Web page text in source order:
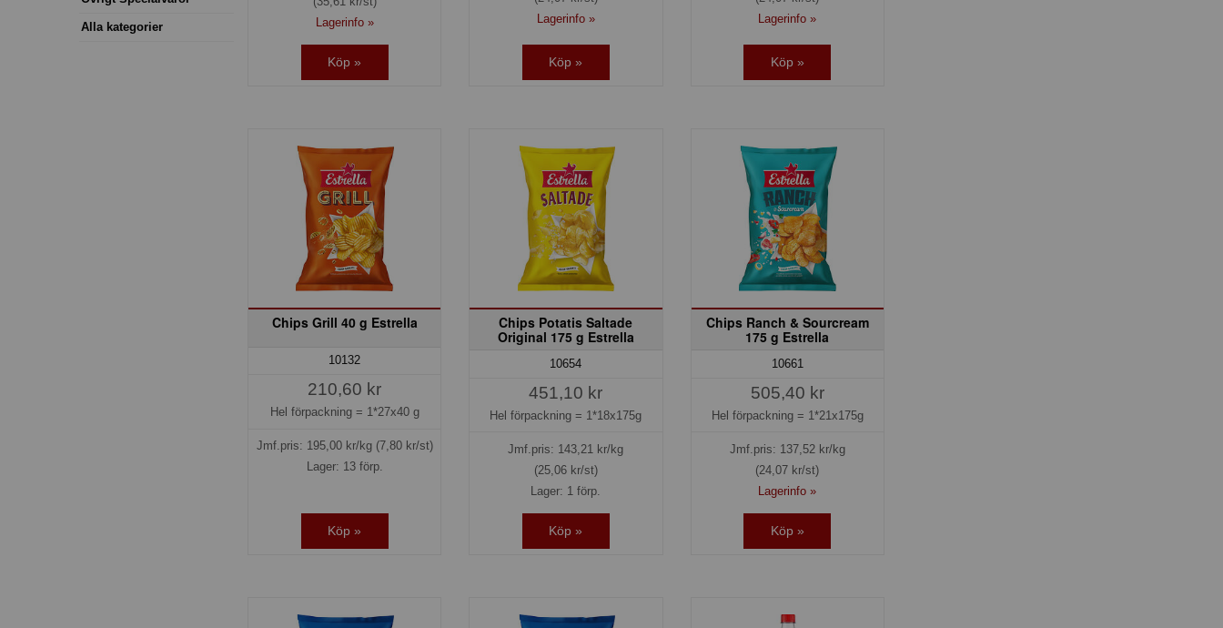
Alla kategorier
Lagerinfo »
Köp »
Lagerinfo »
Köp »
Lagerinfo »
Köp »
Chips Grill 40 g Estrella
10132
210,60 kr
Hel förpackning = 1*27x40 g
Jmf.pris: 195,00kr/kg (7,80 kr/st)
Lager: 13 förp.
Köp »
Chips Potatis Saltade
Original 175 g Estrella
10654
451,10 kr
Hel förpackning = 1*18x175g
Jmf.pris: 143,21 kr/kg
(25,06 kr/st)
Lager: 1 förp.
Köp »
Chips Ranch & Sourcream
175 g Estrella
10661
505,40 kr
Hel förpackning = 1*21x175g
Jmf.pris: 137,52kr/kg
(24,07 kr/st)
Lagerinfo »
Köp »